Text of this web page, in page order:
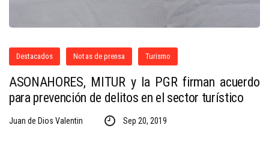
Destacados Notas de prensa Turismo
ASONAHORES, MITUR y la PGR firman acuerdo
para prevención de delitos en el sector turístico
Juan de Dios Valentin Sep 20, 2019